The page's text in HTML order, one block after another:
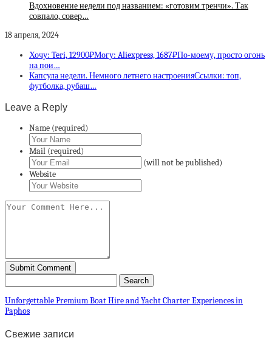
Вдохновение недели под названием: «готовим тренчи». Так
совпало, совер…
18 апреля, 2024
Хочу: Teri, 12900₽Могу: Aliexpress, 1687₽По-моему, просто огонь
на пои…
Капсула недели. Немного летнего настроенияСсылки: топ,
футболка, рубаш…
Leave a Reply
Name (required)
Mail (required)
(will not be published)
Website
Unforgettable Premium Boat Hire and Yacht Charter Experiences in
Paphos
Свежие записи